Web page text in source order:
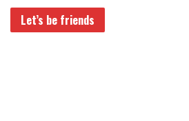
Let’s be friends